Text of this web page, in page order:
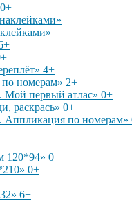
4+
номерам» 2+
Мой первый атлас» 0+
раскрась» 0+
Аппликация по номерам»
120*94» 0+
0+
6+